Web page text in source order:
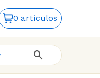
0 artículos